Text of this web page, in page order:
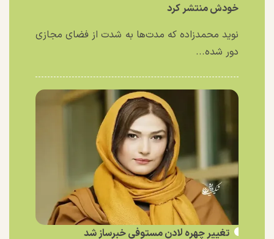
خودش منتشر کرد
نوید محمدزاده که مدت‌ها به شدت از فضای مجازی
دور شده...
تغییر چهره لادن مستوفی خبرساز شد